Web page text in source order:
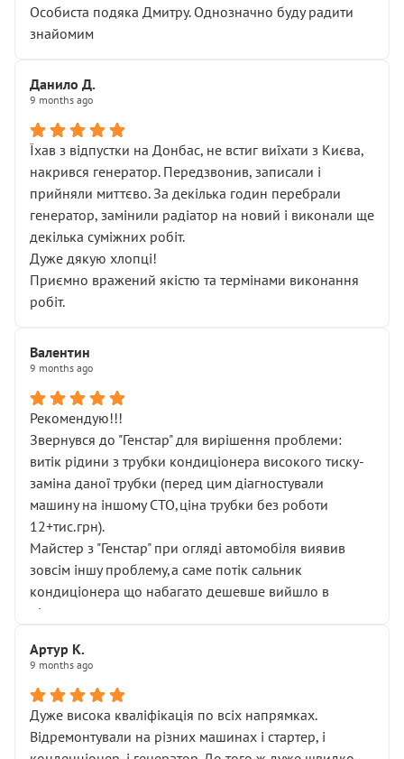
Особиста подяка Дмитру. Однозначно буду радити
знайомим
Данило Д.
9 months ago
Їхав з відпустки на Донбас, не встиг виїхати з Києва,
накрився генератор. Передзвонив, записали і
прийняли миттєво. За декілька годин перебрали
генератор, замінили радіатор на новий і виконали ще
декілька суміжних робіт.
Дуже дякую хлопці!
Приємно вражений якістю та термінами виконання
робіт.
Валентин
9 months ago
Рекомендую!!!
Звернувся до "Генстар" для вирішення проблеми:
витік рідини з трубки кондиціонера високого тиску-
заміна даної трубки (перед цим діагностували
машину на іншому СТО,ціна трубки без роботи
12+тис.грн).
Майстер з "Генстар" при огляді автомобіля виявив
зовсім іншу проблему,а саме потік сальник
кондиціонера що набагато дешевше вийшло в
підсумку.
Артур К.
9 months ago
Дуже висока кваліфікація по всіх напрямках.
Відремонтували на різних машинах і стартер, і